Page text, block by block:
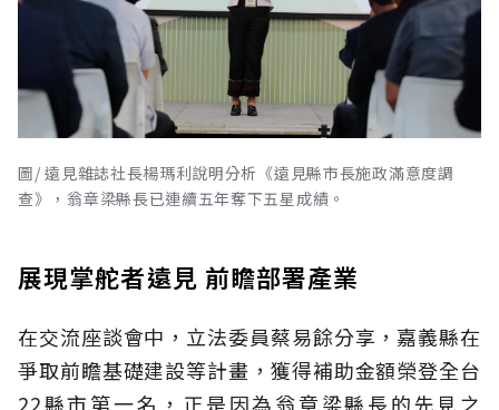
圖/ 遠見雜誌社長楊瑪利說明分析《遠見縣市長施政滿意度調
查》，翁章梁縣長已連續五年奪下五星成績。
展現掌舵者遠見 前瞻部署產業
在交流座談會中，立法委員蔡易餘分享，嘉義縣在
爭取前瞻基礎建設等計畫，獲得補助金額榮登全台
22縣市第一名，正是因為翁章梁縣長的先見之